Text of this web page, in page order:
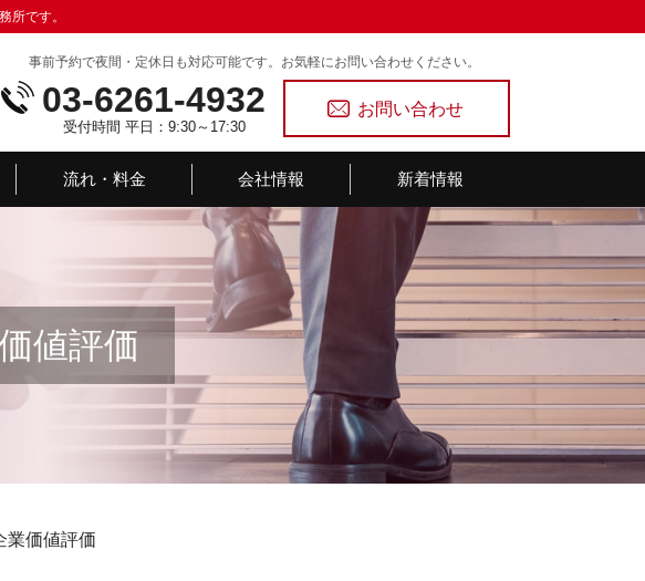
値評価
所です。
事前予約で夜間・定休日も対応可能です。お気軽にお問い合わせください。
03-6261-4932
受付時間 平日：9:30～17:30
お問い合わせ
流れ・料金 会社情報 新着情報
業価値評価